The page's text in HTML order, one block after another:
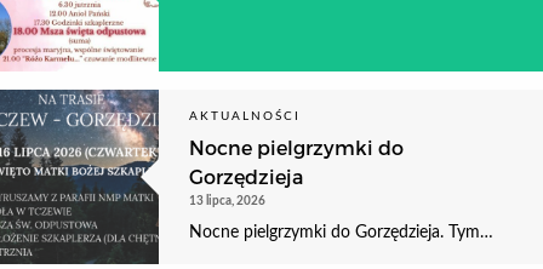
AKTUALNOŚCI
Nocne pielgrzymki do
Gorzędzieja
13 lipca, 2026
Nocne pielgrzymki do Gorzędzieja. Tym…